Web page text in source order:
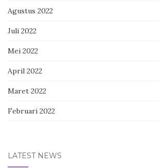
Agustus 2022
Juli 2022
Mei 2022
April 2022
Maret 2022
Februari 2022
LATEST NEWS